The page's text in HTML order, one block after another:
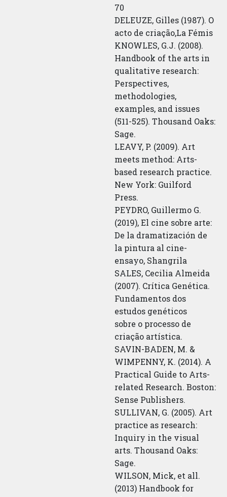
70
DELEUZE, Gilles (1987). O
acto de criação,La Fémis
KNOWLES, G.J. (2008).
Handbook of the arts in
qualitative research:
Perspectives,
methodologies,
examples, and issues
(511-525). Thousand Oaks:
Sage.
LEAVY, P. (2009). Art
meets method: Arts-
based research practice.
New York: Guilford
Press.
PEYDRO, Guillermo G.
(2019), El cine sobre arte:
De la dramatización de
la pintura al cine-
ensayo, Shangrila
SALES, Cecilia Almeida
(2007). Crítica Genética.
Fundamentos dos
estudos genéticos
sobre o processo de
criação artística.
SAVIN-BADEN, M. &
WIMPENNY, K. (2014). A
Practical Guide to Arts-
related Research. Boston:
Sense Publishers.
SULLIVAN, G. (2005). Art
practice as research:
Inquiry in the visual
arts. Thousand Oaks:
Sage.
WILSON, Mick, et all.
(2013) Handbook for